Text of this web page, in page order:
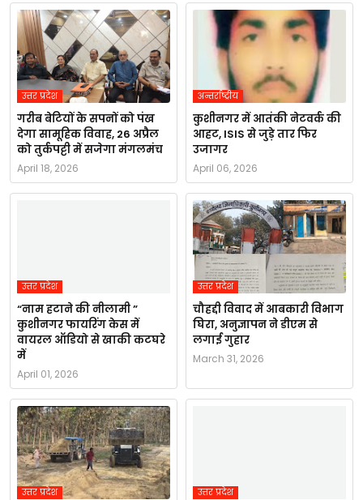
उत्तर प्रदेश
गरीब बेटियों के सपनों को पंख
देगा सामूहिक विवाह, 26 अप्रैल
को तुर्कपट्टी में सजेगा मंगलमंच
April 18, 2026
अन्तर्राष्ट्रीय
कुशीनगर में आतंकी नेटवर्क की
आहट, ISIS से जुड़े तार फिर
उजागर
April 06, 2026
उत्तर प्रदेश
“नाम हटाने की नीलामी ”
कुशीनगर फायरिंग केस में
वायरल ऑडियो से खाकी कटघरे
में
April 01, 2026
उत्तर प्रदेश
चौहद्दी विवाद में आबकारी विभाग
घिरा, अनुज्ञापन ने डीएम से
लगाई गुहार
March 31, 2026
उत्तर प्रदेश उत्तर प्रदेश